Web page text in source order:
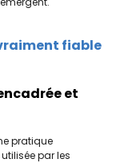
fiable
et
pratique
par les